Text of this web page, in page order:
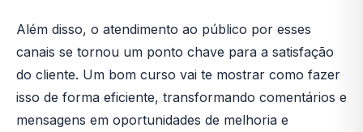
Além disso, o atendimento ao público por esses
canais se tornou um ponto chave para a satisfação
do cliente. Um bom curso vai te mostrar como fazer
isso de forma eficiente, transformando comentários e
mensagens em oportunidades de melhoria e